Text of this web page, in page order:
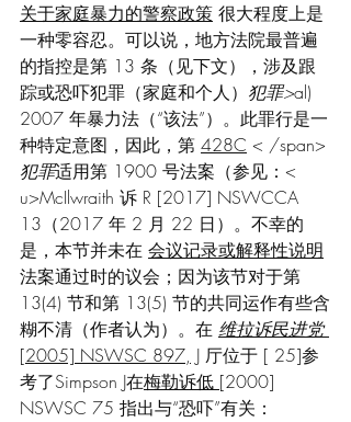
关于家庭暴力的警察政策 很大程度上是
一种零容忍。可以说，地方法院最普遍
的指控是第 13 条（见下文），涉及跟
踪或恐吓犯罪（家庭和个人） 犯罪>al)
2007 年暴力法（“该法”）。此罪行是一
种特定意图，因此，第 428C < /span>
犯罪适用第 1900 号法案（参见：<
u>McIlwraith 诉 R [2017] NSWCCA
13（2017 年 2 月 22 日）。不幸的
是，本节并未在 会议记录或解释性说明
法案通过时的议会；因为该节对于第
13(4) 节和第 13(5) 节的共同运作有些含
糊不清（作者认为）。在 维拉诉民进党
[2005] NSWSC 897, J 厅位于 [ 25]参
考了Simpson J在梅勒诉低 [2000]
NSWSC 75 指出与“恐吓”有关：